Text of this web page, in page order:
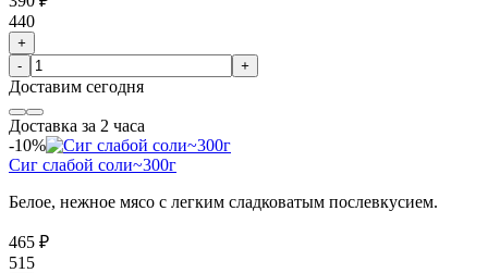
440
+
-
+
Доставим сегодня
Доставка за 2 часа
-10%
Сиг слабой соли~300г
Белое, нежное мясо с легким сладковатым послевкусием.
465 ₽
515